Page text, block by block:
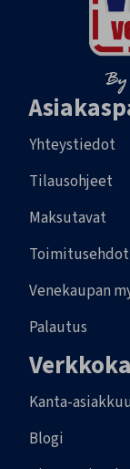
Yhteystiedot
Tilausohjeet
Maksutavat
Toimitusehdot
Venekaupan
Palautus
Kanta-
Blogi